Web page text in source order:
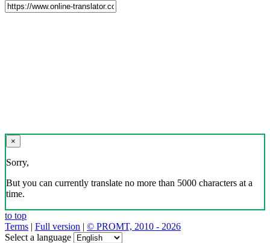
×
Sorry,
But you can currently translate no more than 5000 characters at a
time.
to top
Terms | Full version | © PROMT, 2010 - 2026
Select a language